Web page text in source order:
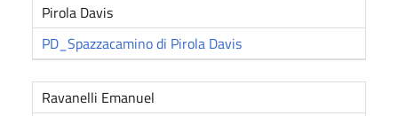
Pirola Davis
PD_Spazzacamino di Pirola Davis
Ravanelli Emanuel